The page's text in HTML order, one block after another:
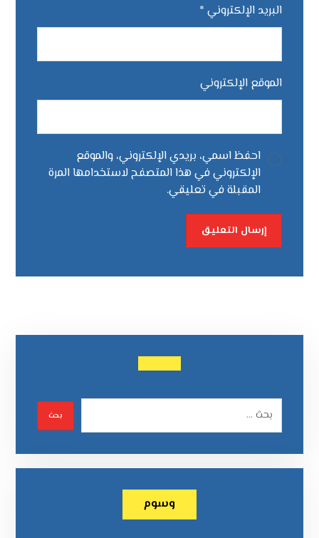
البريد الإلكتروني *
الموقع الإلكتروني
احفظ اسمي، بريدي الإلكتروني، والموقع
الإلكتروني في هذا المتصفح لاستخدامها المرة
المقبلة في تعليقي.
وسوم